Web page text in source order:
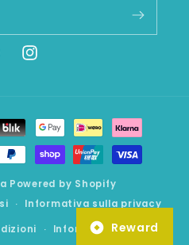
Instagram
Powered by Shopify
Informativa sulla privacy
Informativa legale
Reward